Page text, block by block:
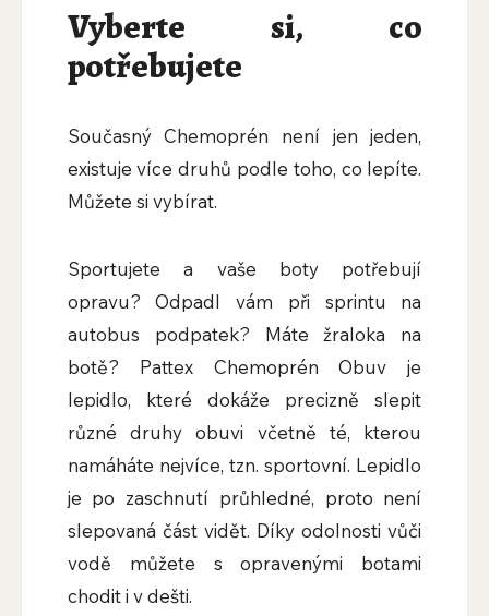
Vyberte si, co
potřebujete
Současný Chemoprén není jen jeden,
existuje více druhů podle toho, co lepíte.
Můžete si vybírat.
Sportujete a vaše boty potřebují
opravu? Odpadl vám při sprintu na
autobus podpatek? Máte žraloka na
botě? Pattex Chemoprén Obuv je
lepidlo, které dokáže precizně slepit
různé druhy obuvi včetně té, kterou
namáháte nejvíce, tzn. sportovní. Lepidlo
je po zaschnutí průhledné, proto není
slepovaná část vidět. Díky odolnosti vůči
vodě můžete s opravenými botami
chodit i v dešti.